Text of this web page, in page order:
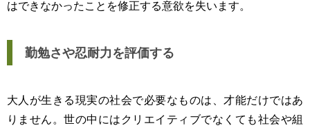
はできなかったことを修正する意欲を失います。
勤勉さや忍耐力を評価する
大人が生きる現実の社会で必要なものは、才能だけではあ
りません。世の中にはクリエイティブでなくても社会や組